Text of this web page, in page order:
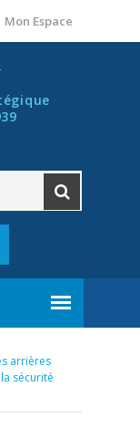
Mon Espace
arrières
sécurité